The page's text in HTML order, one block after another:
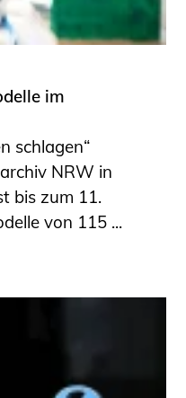
innen
im
schlagen“
NRW in
bis zum 11.
von 115 ...